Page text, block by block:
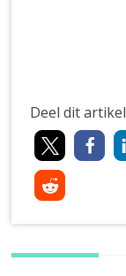
Deel dit artikel